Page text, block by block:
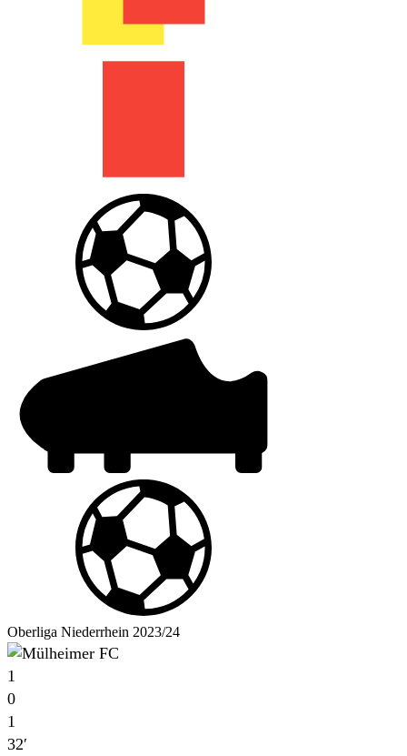
Oberliga Niederrhein 2023/24
1
0
1
32′